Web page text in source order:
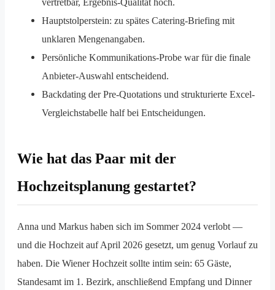
Hauptstolperstein: zu spätes Catering-Briefing mit
unklaren Mengenangaben.
Persönliche Kommunikations-Probe war für die finale
Anbieter-Auswahl entscheidend.
Backdating der Pre-Quotations und strukturierte Excel-
Vergleichstabelle half bei Entscheidungen.
Wie hat das Paar mit der
Hochzeitsplanung gestartet?
Anna und Markus haben sich im Sommer 2024 verlobt —
und die Hochzeit auf April 2026 gesetzt, um genug Vorlauf zu
haben. Die Wiener Hochzeit sollte intim sein: 65 Gäste,
Standesamt im 1. Bezirk, anschließend Empfang und Dinner